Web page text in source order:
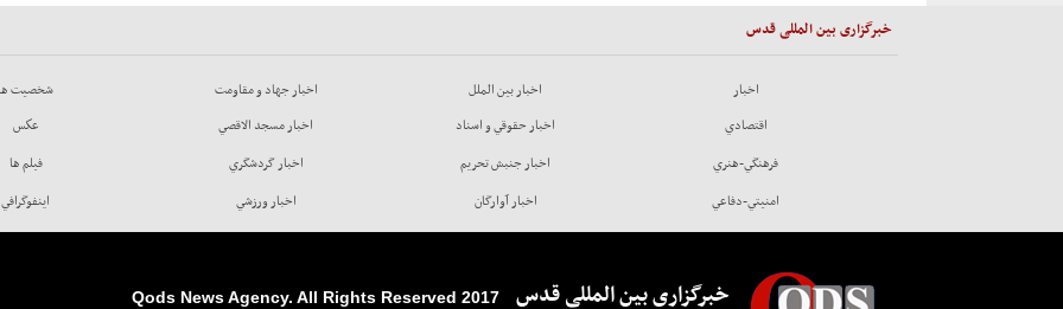
خبرگزاری بین المللی قدس
اخبار
اقتصادي
فرهنگي-هنري
امنيتي-دفاعي
اخبار بين الملل
اخبار حقوقي و اسناد
اخبار جنبش تحريم
اخبار آوارگان
اخبار جهاد و مقاومت
اخبار مسجد الاقصي
اخبار گردشگري
اخبار ورزشي
شخصيت
عكس
فيلم ها
اينفوگرافي
خبرگزاری بین المللی قدس 2017 Qods News Agency. All Rights Reserved